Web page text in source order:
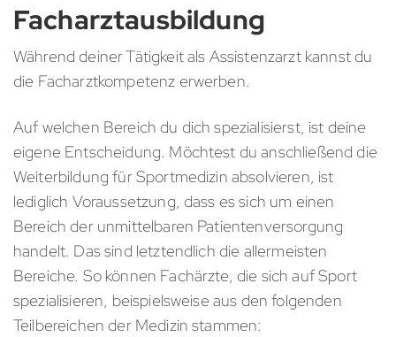
Facharztausbildung
Während deiner Tätigkeit als Assistenzarzt kannst du
die Facharztkompetenz erwerben.
Auf welchen Bereich du dich spezialisierst, ist deine
eigene Entscheidung. Möchtest du anschließend die
Weiterbildung für Sportmedizin absolvieren, ist
lediglich Voraussetzung, dass es sich um einen
Bereich der unmittelbaren Patientenversorgung
handelt. Das sind letztendlich die allermeisten
Bereiche. So können Fachärzte, die sich auf Sport
spezialisieren, beispielsweise aus den folgenden
Teilbereichen der Medizin stammen: